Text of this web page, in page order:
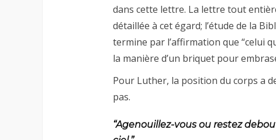
dans cette lettre. La lettre tout
détaillée à cet égard; l’étude de la
termine par l’affirmation que “celui
la manière d’un briquet pour
Pour Luther, la position du corps a
pas.
“Agenouillez-vous ou restez